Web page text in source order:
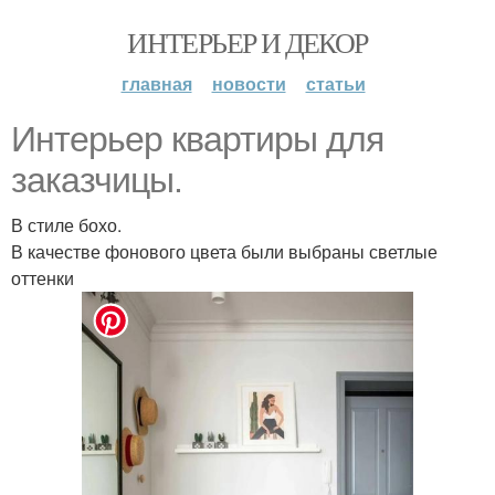
ИНТЕРЬЕР И ДЕКОР
главная новости статьи
Интерьер квартиры для
заказчицы.
В стиле бохо.
В качестве фонового цвета были выбраны светлые
оттенки